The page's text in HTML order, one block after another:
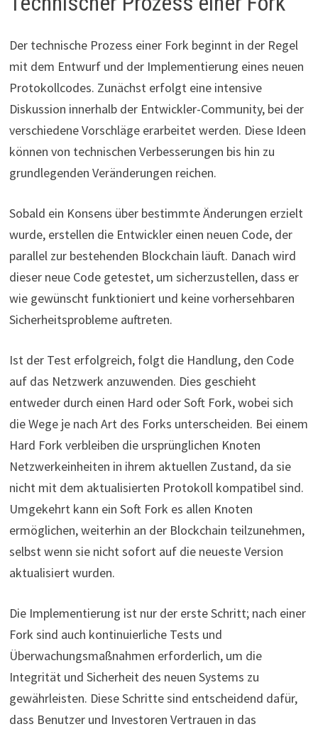
Der technische Prozess einer Fork beginnt in der Regel
mit dem Entwurf und der Implementierung eines neuen
Protokollcodes. Zunächst erfolgt eine intensive
Diskussion innerhalb der Entwickler-Community, bei der
verschiedene Vorschläge erarbeitet werden. Diese Ideen
können von technischen Verbesserungen bis hin zu
grundlegenden Veränderungen reichen.
Sobald ein Konsens über bestimmte Änderungen erzielt
wurde, erstellen die Entwickler einen neuen Code, der
parallel zur bestehenden Blockchain läuft. Danach wird
dieser neue Code getestet, um sicherzustellen, dass er
wie gewünscht funktioniert und keine vorhersehbaren
Sicherheitsprobleme auftreten.
Ist der Test erfolgreich, folgt die Handlung, den Code
auf das Netzwerk anzuwenden. Dies geschieht
entweder durch einen Hard oder Soft Fork, wobei sich
die Wege je nach Art des Forks unterscheiden. Bei einem
Hard Fork verbleiben die ursprünglichen Knoten
Netzwerkeinheiten in ihrem aktuellen Zustand, da sie
nicht mit dem aktualisierten Protokoll kompatibel sind.
Umgekehrt kann ein Soft Fork es allen Knoten
ermöglichen, weiterhin an der Blockchain teilzunehmen,
selbst wenn sie nicht sofort auf die neueste Version
aktualisiert wurden.
Die Implementierung ist nur der erste Schritt; nach einer
Fork sind auch kontinuierliche Tests und
Überwachungsmaßnahmen erforderlich, um die
Integrität und Sicherheit des neuen Systems zu
gewährleisten. Diese Schritte sind entscheidend dafür,
dass Benutzer und Investoren Vertrauen in das